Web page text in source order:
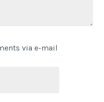
via e-mail